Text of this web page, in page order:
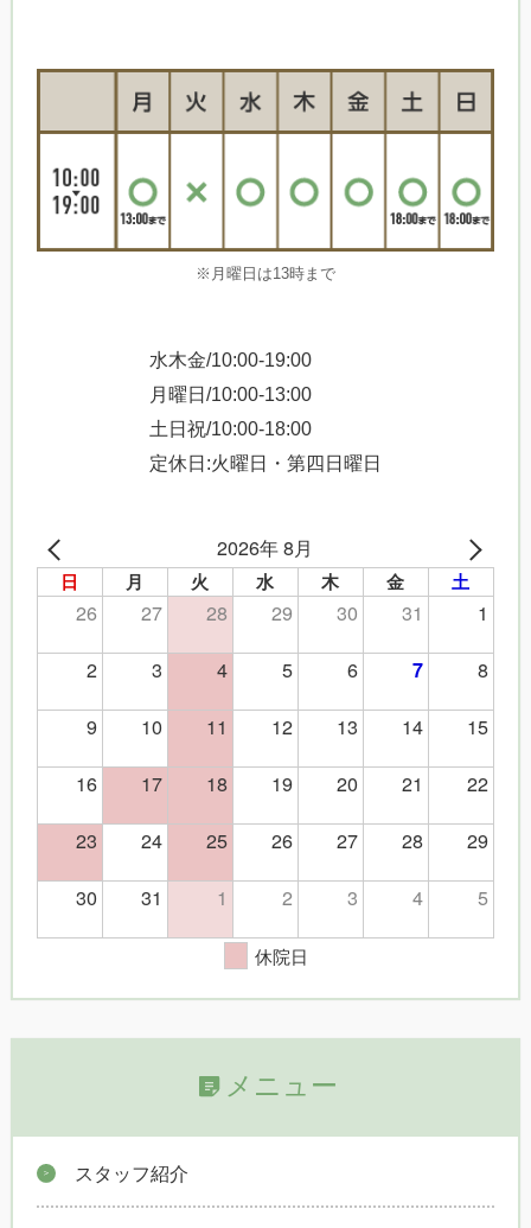
※月曜日は13時まで
水木金/10:00-19:00
月曜日/10:00-13:00
土日祝/10:00-18:00
定休日:火曜日・第四日曜日
2026年 8月
日 月 火 水 木 金 土
26 27 28 29 30 31
1
2
3 4 5 6 7
8
9
10 11 12 13 14
15
16
17 18 19 20 21
22
23
24 25 26 27 28
29
30
31 1 2 3 4 5
休院日
メニュー
スタッフ紹介